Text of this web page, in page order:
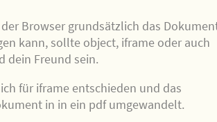
Browser grundsätzlich das
kann, sollte object, iframe oder auch
dein Freund sein.
für iframe entschieden und das
in in ein pdf umgewandelt.